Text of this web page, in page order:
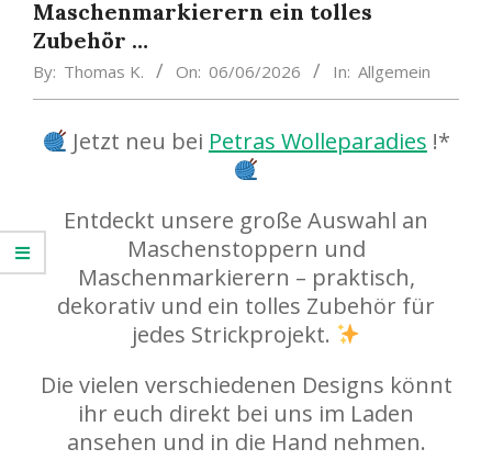
Maschenmarkierern ein tolles
Zubehör …
By: Thomas K. On: 06/06/2026 In: Allgemein
Jetzt neu bei Petras Wolleparadies !*
Entdeckt unsere große Auswahl an
Maschenstoppern und
Maschenmarkierern – praktisch,
dekorativ und ein tolles Zubehör für
jedes Strickprojekt.
Die vielen verschiedenen Designs könnt
ihr euch direkt bei uns im Laden
ansehen und in die Hand nehmen.